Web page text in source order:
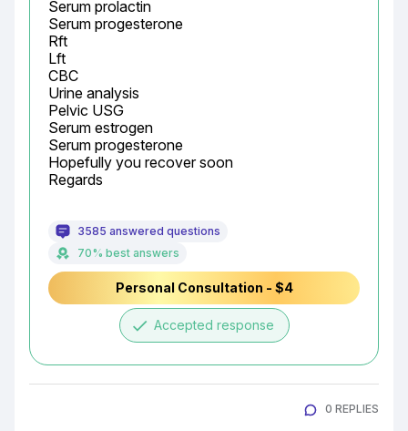
Serum prolactin
Serum progesterone
Rft
Lft
CBC
Urine analysis
Pelvic USG
Serum estrogen
Serum progesterone
Hopefully you recover soon
Regards
3585 answered questions
70% best answers
Personal Consultation - $4
done Accepted response
0 REPLIES